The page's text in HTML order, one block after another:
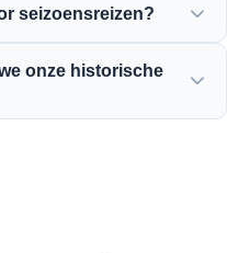
gemaakte jachtcharters,
seizoensreizen?
historische
onze historische